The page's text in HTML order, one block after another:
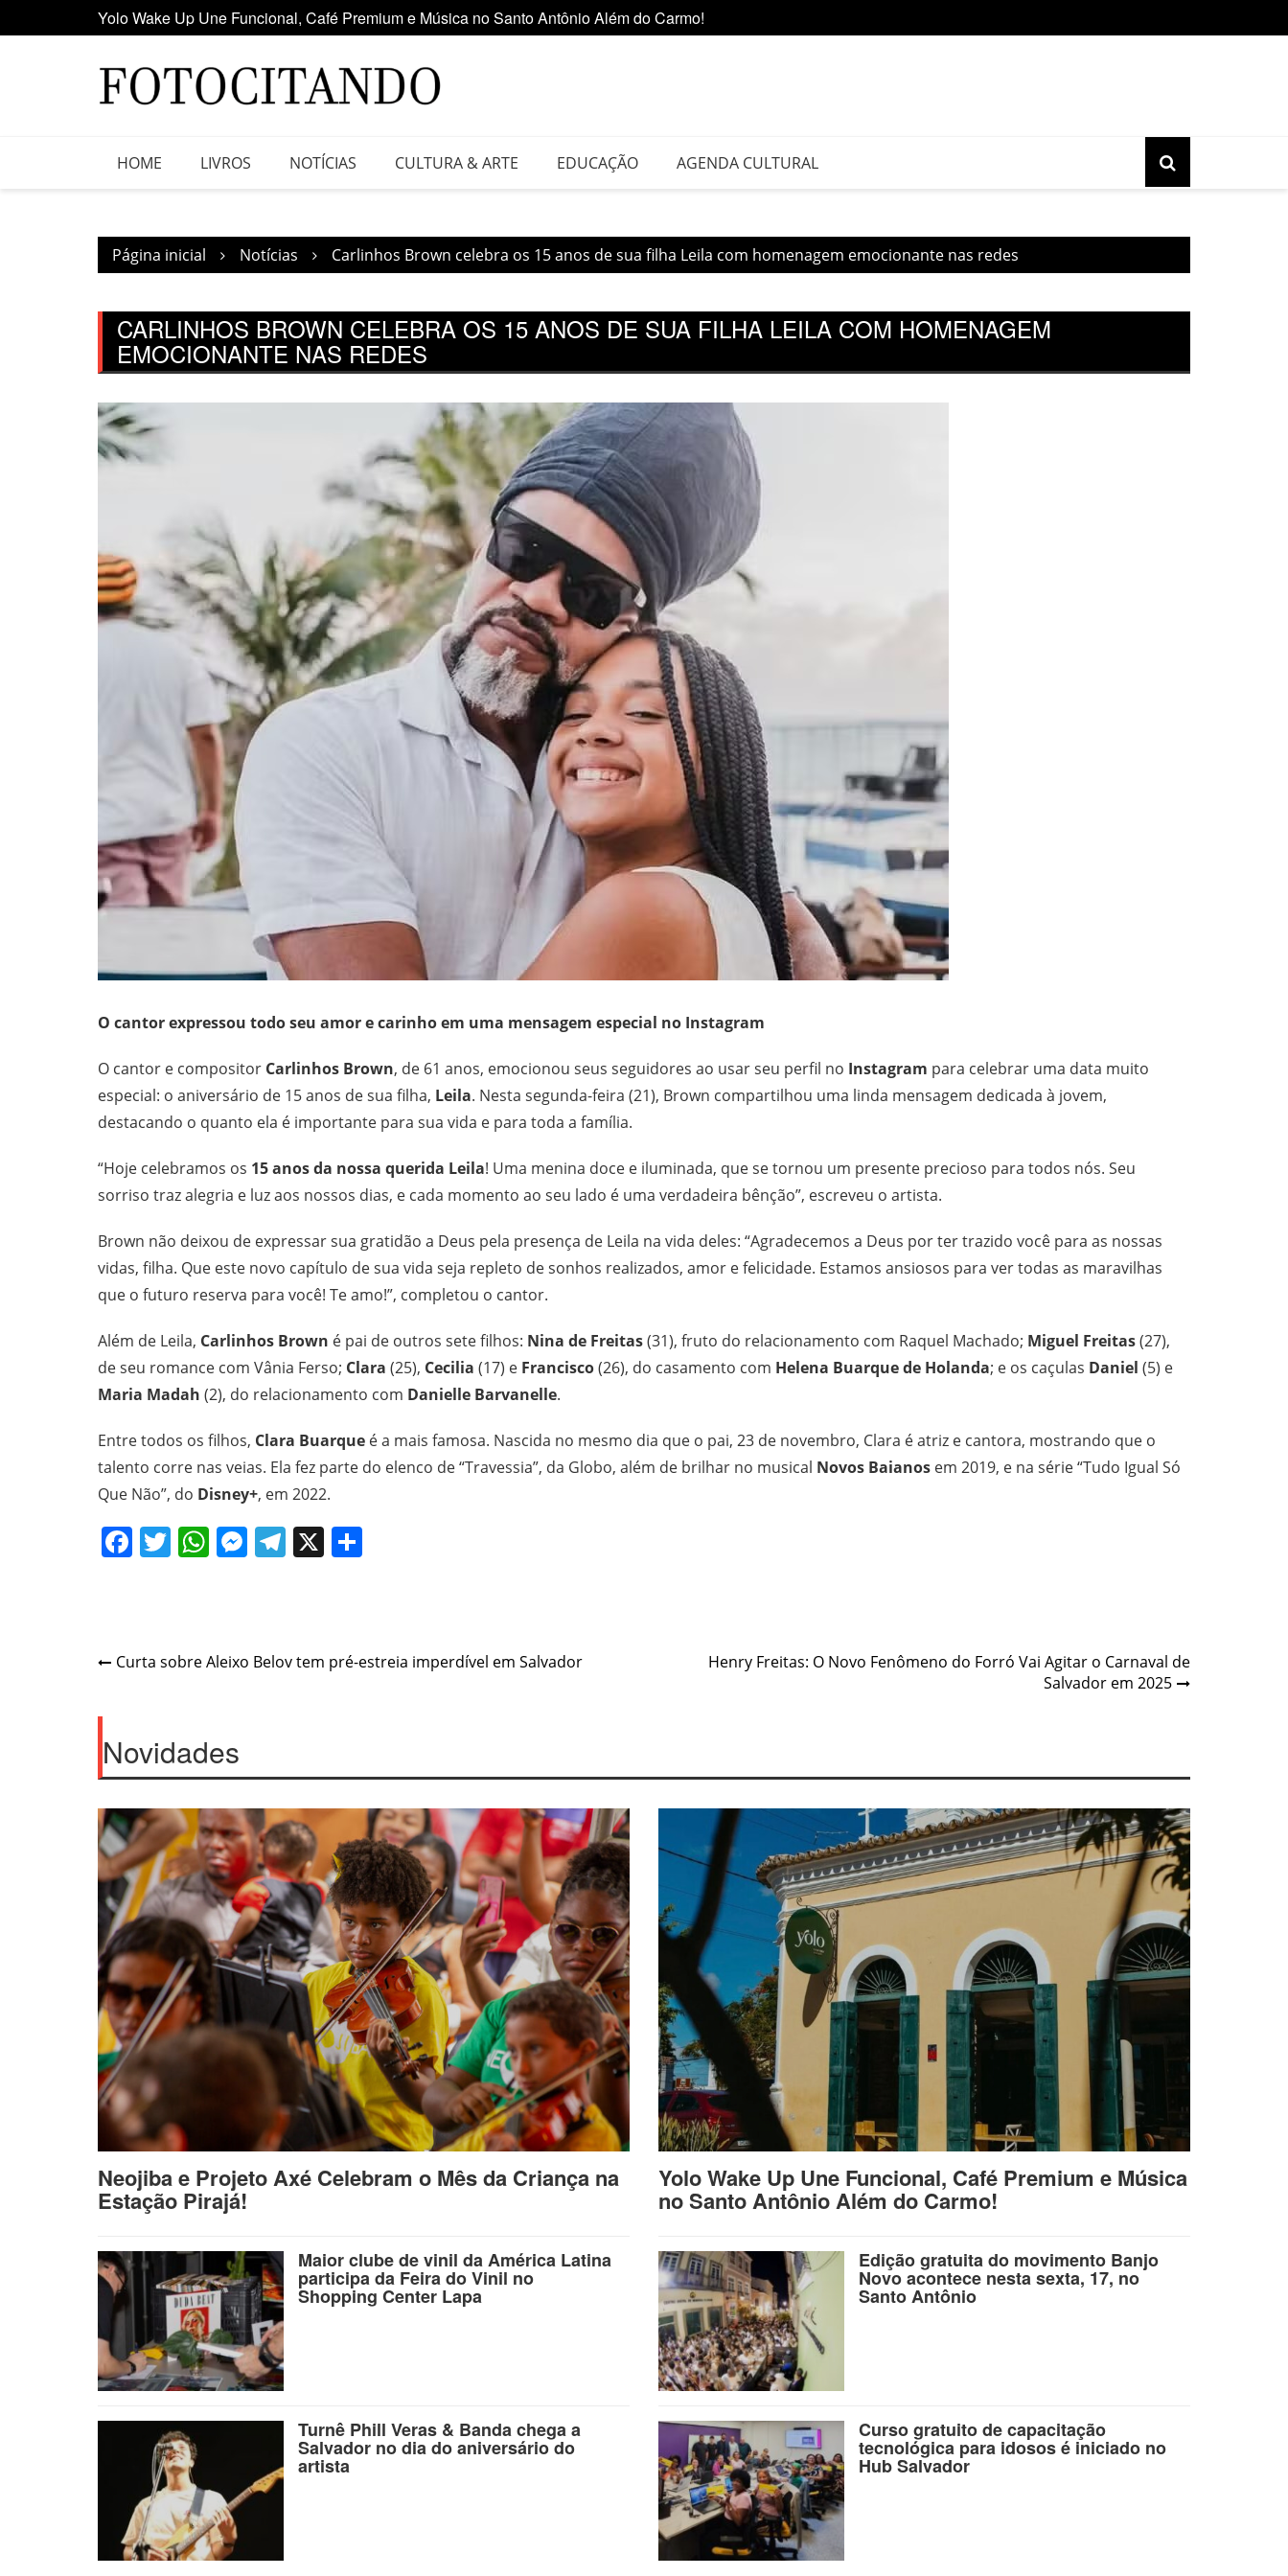
para
Maior clube de vinil da América Latina participa da Feira do Vinil no Shopping Center Lapa
HOME LIVROS NOTÍCIAS CULTURA & ARTE EDUCAÇÃO AGENDA CULTURAL
Página inicial Notícias Carlinhos Brown celebra os 15 anos de sua filha Leila com homenagem emocionante nas redes
CARLINHOS BROWN CELEBRA OS 15 ANOS DE SUA FILHA LEILA COM HOMENAGEM
EMOCIONANTE NAS REDES
O cantor expressou todo seu amor e carinho em uma mensagem especial no Instagram
O cantor e compositor Carlinhos Brown, de 61 anos, emocionou seus seguidores ao usar seu perfil no Instagram para celebrar uma data muito
especial: o aniversário de 15 anos de sua filha, Leila. Nesta segunda-feira (21), Brown compartilhou uma linda mensagem dedicada à jovem,
destacando o quanto ela é importante para sua vida e para toda a família.
“Hoje celebramos os 15 anos da nossa querida Leila! Uma menina doce e iluminada, que se tornou um presente precioso para todos nós. Seu
sorriso traz alegria e luz aos nossos dias, e cada momento ao seu lado é uma verdadeira bênção”, escreveu o artista.
Brown não deixou de expressar sua gratidão a Deus pela presença de Leila na vida deles: “Agradecemos a Deus por ter trazido você para as nossas
vidas, filha. Que este novo capítulo de sua vida seja repleto de sonhos realizados, amor e felicidade. Estamos ansiosos para ver todas as maravilhas
que o futuro reserva para você! Te amo!”, completou o cantor.
Além de Leila, Carlinhos Brown é pai de outros sete filhos: Nina de Freitas(31), fruto do relacionamento com Raquel Machado; Miguel Freitas(27),
de seu romance com Vânia Ferso; Clara (25), Cecilia (17) e Francisco(26), do casamento com Helena Buarque de Holanda; e os caçulas Daniel (5) e
Maria Madah (2), do relacionamento com Danielle Barvanelle.
Entre todos os filhos, Clara Buarque é a mais famosa. Nascida no mesmo dia que o pai, 23 de novembro, Clara é atriz e cantora, mostrando que o
talento corre nas veias. Ela fez parte do elenco de “Travessia”, da Globo, além de brilhar no musical Novos Baianos em 2019, e na série “Tudo Igual Só
Que Não”, do Disney+, em 2022.
Facebook
Twitter
WhatsApp
Messenger
Telegram
X
Navegação
Post
Curta sobre Aleixo Belov tem pré-estreia imperdível em Salvador
Henry Freitas: O Novo Fenômeno do Forró Vai Agitar o Carnaval de
Salvador em 2025
Novidades
Neojiba e Projeto Axé Celebram o Mês da Criança na
Estação Pirajá!
Yolo Wake Up Une Funcional, Café Premium e Música
no Santo Antônio Além do Carmo!
Maior clube de vinil da América Latina
participa da Feira do Vinil no
Shopping Center Lapa
Edição gratuita do movimento Banjo
Novo acontece nesta sexta, 17, no
Santo Antônio
Turnê Phill Veras & Banda chega a
Salvador no dia do aniversário do
artista
Curso gratuito de capacitação
tecnológica para idosos é iniciado no
Hub Salvador